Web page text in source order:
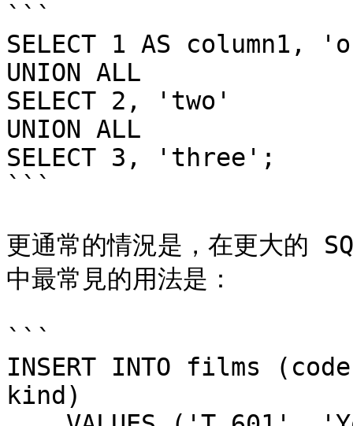
```
SELECT 1 AS column1,
UNION ALL
SELECT 2, 'two'
UNION ALL
SELECT 3, 'three';
```
更通常的情況是，在更大的
中最常見的用法是：
```
INSERT INTO films
kind)